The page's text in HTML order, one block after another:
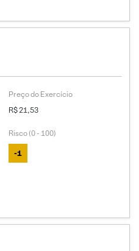
Preço do Exercício
R$ 21,53
Risco (0 - 100)
-1